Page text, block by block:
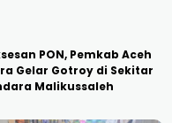
PON, Pemkab Aceh
Gelar Gotroy di Sekitar
Malikussaleh